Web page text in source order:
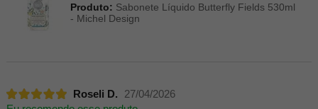
Produto: Sabonete Líquido Butterfly Fields 530ml
- Michel Design
Roseli D.
27/04/2026